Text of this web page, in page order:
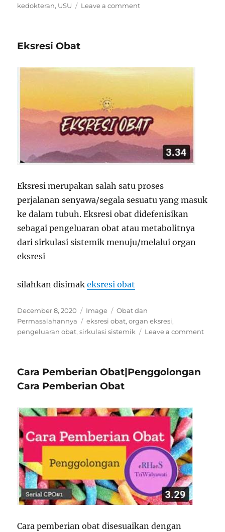
kedokteran, USU Leave a commenton
FK
Eksresi Obat
Eksresi merupakan salah satu proses
perjalanan senyawa/segala sesuatu yang masuk
ke dalam tubuh. Eksresi obat didefenisikan
sebagai pengeluaran obat atau metabolitnya
dari sirkulasi sistemik menuju/melalui organ
eksresi
silahkan disimakeksresi obat
Posted
on
December 8, 2020 Format
Image Categories
Obat dan
Permasalahannya
Tags
eksresi obat,organ eksresi,
pengeluaran obat,sirkulasi sistemik Leave a commenton
Cara Pemberian Obat|Penggolongan
Cara Pemberian Obat
Cara pemberian obat disesuaikan dengan